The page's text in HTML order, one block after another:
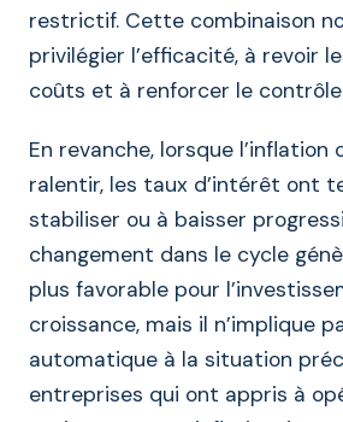
restrictif. Cette combinaison
privilégier l’efficacité, à revoir
coûts et à renforcer le
En revanche, lorsque l’inflation
ralentir, les taux d’intérêt ont
stabiliser ou à baisser
changement dans le cycle
plus favorable pour
croissance, mais il n’implique
automatique à la situation
entreprises qui ont appris à